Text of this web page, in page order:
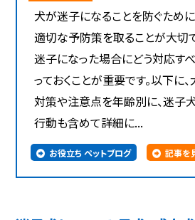
犬が迷子になることを防ぐために
適切な予防策を取ることが大切
迷子になった場合にどう対応す
っておくことが重要です。以下に
対策や注意点を年齢別に、迷子
行動も含めて詳細に...
お役立ち ペットブログ 記事を